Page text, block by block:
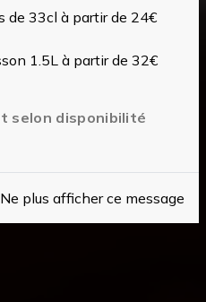
de 33cl à partir de 24€
1.5L à partir de 32€
selon disponibilité
Ne plus afficher ce message